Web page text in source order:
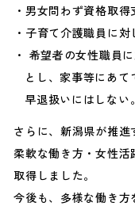
男女問わず資格取得
子育て介護職員に対
希望者の女性職員
とし、家事等にあて
早退扱いにはしない。
さらに、新潟県が推進
柔軟な働き方・女性活
取得しました。
今後も、多様な働き方